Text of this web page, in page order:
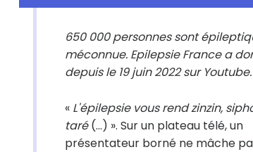
650 000 personnes sont
méconnue. Epilepsie France a
depuis le 19 juin 2022 sur Youtube.
« L'épilepsie vous rend zinzin,
taré(…) ». Sur un plateau télé, un
présentateur borné ne mâche